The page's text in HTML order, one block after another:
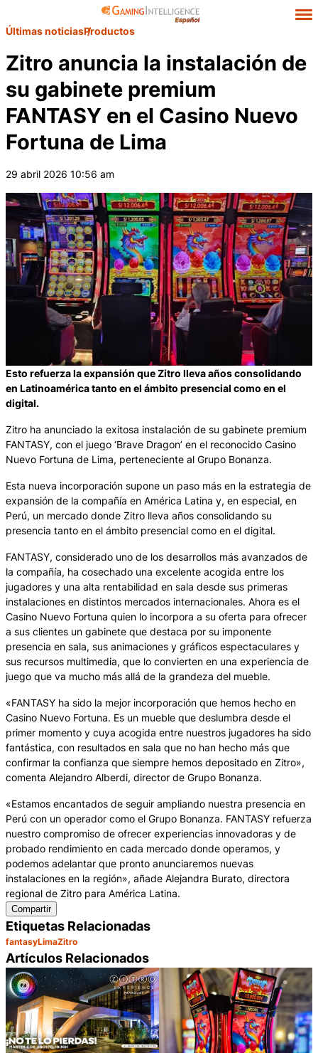
Últimas noticiasProductos
Zitro anuncia la instalación de
su gabinete premium
FANTASY en el Casino Nuevo
Fortuna de Lima
29 abril 2026 10:56 am
Esto refuerza la expansión que Zitro lleva años consolidando
en Latinoamérica tanto en el ámbito presencial como en el
digital.
Zitro ha anunciado la exitosa instalación de su gabinete premium
FANTASY, con el juego ‘Brave Dragon’ en el reconocido Casino
Nuevo Fortuna de Lima, perteneciente al Grupo Bonanza.
Esta nueva incorporación supone un paso más en la estrategia de
expansión de la compañía en América Latina y, en especial, en
Perú, un mercado donde Zitro lleva años consolidando su
presencia tanto en el ámbito presencial como en el digital.
FANTASY, considerado uno de los desarrollos más avanzados de
la compañía, ha cosechado una excelente acogida entre los
jugadores y una alta rentabilidad en sala desde sus primeras
instalaciones en distintos mercados internacionales. Ahora es el
Casino Nuevo Fortuna quien lo incorpora a su oferta para ofrecer
a sus clientes un gabinete que destaca por su imponente
presencia en sala, sus animaciones y gráficos espectaculares y
sus recursos multimedia, que lo convierten en una experiencia de
juego que va mucho más allá de la grandeza del mueble.
«FANTASY ha sido la mejor incorporación que hemos hecho en
Casino Nuevo Fortuna. Es un mueble que deslumbra desde el
primer momento y cuya acogida entre nuestros jugadores ha sido
fantástica, con resultados en sala que no han hecho más que
confirmar la confianza que siempre hemos depositado en Zitro»,
comenta Alejandro Alberdi, director de Grupo Bonanza.
«Estamos encantados de seguir ampliando nuestra presencia en
Perú con un operador como el Grupo Bonanza. FANTASY refuerza
nuestro compromiso de ofrecer experiencias innovadoras y de
probado rendimiento en cada mercado donde operamos, y
podemos adelantar que pronto anunciaremos nuevas
instalaciones en la región», añade Alejandra Burato, directora
regional de Zitro para América Latina.
Compartir
Etiquetas Relacionadas
fantasyLimaZitro
Artículos Relacionados